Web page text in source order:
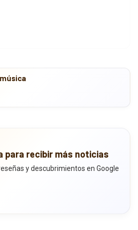
para recibir más noticias
y descubrimientos en Google